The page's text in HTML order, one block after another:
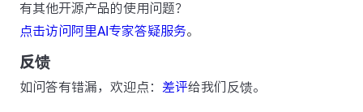
有其他开源产品的使用问题？
点击访问阿里AI专家答疑服务。
反馈
如问答有错漏，欢迎点： 差评给我们反馈。